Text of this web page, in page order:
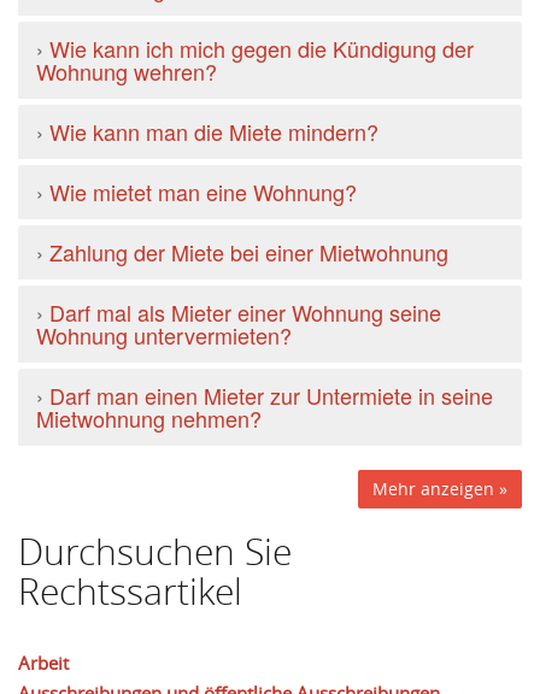
› Wie kann ich mich gegen die Kündigung der
Wohnung wehren?
› Wie kann man die Miete mindern?
› Wie mietet man eine Wohnung?
› Zahlung der Miete bei einer Mietwohnung
› Darf mal als Mieter einer Wohnung seine
Wohnung untervermieten?
› Darf man einen Mieter zur Untermiete in seine
Mietwohnung nehmen?
Mehr anzeigen »
Durchsuchen Sie
Rechtssartikel
Arbeit